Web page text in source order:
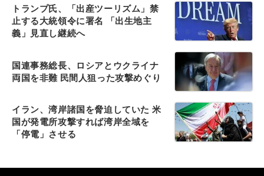
トランプ氏、「出産ツーリズム」禁
止する大統領令に署名 「出生地主
義」見直し継続へ
国連事務総長、ロシアとウクライナ
両国を非難 民間人狙った攻撃めぐり
イラン、湾岸諸国を脅迫していた 米
国が発電所攻撃すれば湾岸全域を
「停電」させる